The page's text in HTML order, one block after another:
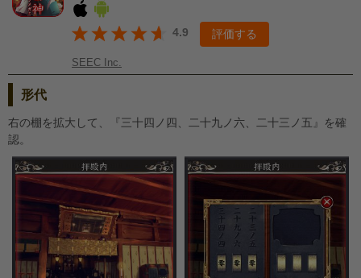
4.9 評価する
SEEC Inc.
形代
右の棚を拡大して、『三十四ノ四、二十九ノ六、二十三ノ五』を確
認。